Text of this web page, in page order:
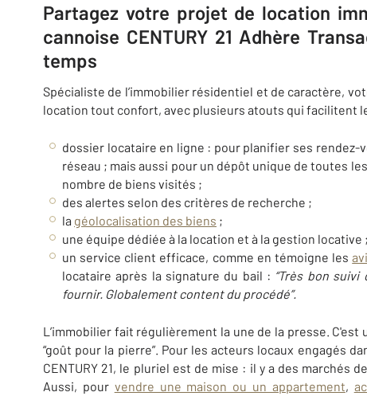
Partagez votre projet de location
cannoise CENTURY 21 Adhère
temps
Spécialiste de l’immobilier résidentiel et de caractère,
location tout confort, avec plusieurs atouts qui facilitent
dossier locataire en ligne : pour planifier ses rendez-
réseau ; mais aussi pour un dépôt unique de toutes
nombre de biens visités ;
des alertes selon des critères de recherche ;
la géolocalisation des biens ;
une équipe dédiée à la location et à la gestion locative ;
un service client efficace, comme en témoigne les
locataire après la signature du bail : “Très bon suivi
fournir. Globalement content du procédé”.
L’immobilier fait régulièrement la une de la presse.
“goût pour la pierre”. Pour les acteurs locaux engagés
CENTURY 21, le pluriel est de mise : il y a des
Aussi, pour vendre une maison ou un appartement,